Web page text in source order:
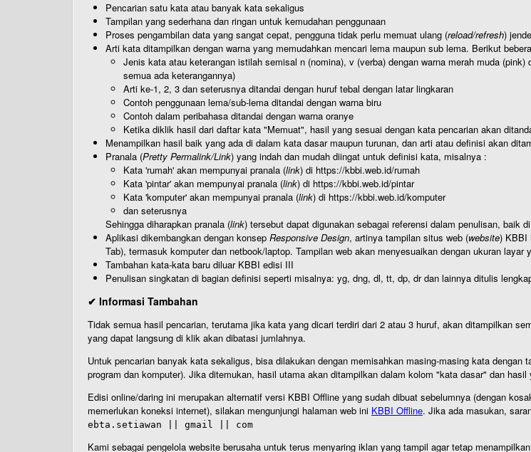
Pencarian satu kata atau banyak kata sekaligus
Tampilan yang sederhana dan ringan untuk kemudahan penggunaan
Proses pengambilan data yang sangat cepat, pengguna tidak perlu memuat ulang (reload/refresh)
Arti kata ditampilkan dengan warna yang memudahkan mencari lema maupun sub lema. Berikut
Jenis kata atau keterangan istilah semisal n (nomina), v (verba) dengan warna merah muda
semua ada keterangannya)
Arti ke-1, 2, 3 dan seterusnya ditandai dengan huruf tebal dengan latar lingkaran
Contoh penggunaan lema/sub-lema ditandai dengan warna biru
Contoh dalam peribahasa ditandai dengan warna oranye
Ketika diklik hasil dari daftar kata "Memuat", hasil yang sesuai dengan kata pencarian akan
Menampilkan hasil baik yang ada di dalam kata dasar maupun turunan, dan arti atau definisi akan
Pranala (Pretty Permalink/Link) yang indah dan mudah diingat untuk definisi kata, misalnya :
Kata 'rumah' akan mempunyai pranala (link) di https://kbbi.web.id/rumah
Kata 'pintar' akan mempunyai pranala (link) di https://kbbi.web.id/pintar
Kata 'komputer' akan mempunyai pranala (link) di https://kbbi.web.id/komputer
dan seterusnya
Sehingga diharapkan pranala (link) tersebut dapat digunakan sebagai referensi dalam penulisan, baik
Aplikasi dikembangkan dengan konsep Responsive Design, artinya tampilan situs web (website) KBBI
Tab), termasuk komputer dan netbook/laptop. Tampilan web akan menyesuaikan dengan ukuran layar
Tambahan kata-kata baru diluar KBBI edisi III
Penulisan singkatan di bagian definisi seperti misalnya: yg, dng, dl, tt, dp, dr dan lainnya ditulis
✔ Informasi Tambahan
Tidak semua hasil pencarian, terutama jika kata yang dicari terdiri dari 2 atau 3 huruf, akan ditampilkan
yang dapat langsung di klik akan dibatasi jumlahnya.
Untuk pencarian banyak kata sekaligus, bisa dilakukan dengan memisahkan masing-masing kata dengan
program dan komputer). Jika ditemukan, hasil utama akan ditampilkan dalam kolom "kata dasar" dan
Edisi online/daring ini merupakan alternatif versi KBBI Offline yang sudah dibuat sebelumnya (dengan
memerlukan koneksi internet), silakan mengunjungi halaman web ini KBBI Offline. Jika ada masukan,
ebta.setiawan || gmail || com
Kami sebagai pengelola website berusaha untuk terus menyaring iklan yang tampil agar tetap